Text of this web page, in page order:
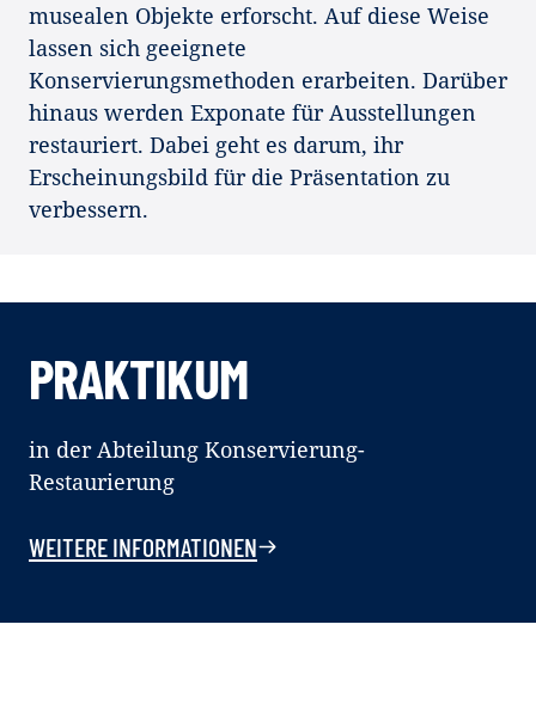
musealen Objekte erforscht. Auf diese Weise
lassen sich geeignete
Konservierungsmethoden erarbeiten. Darüber
hinaus werden Exponate für Ausstellungen
restauriert. Dabei geht es darum, ihr
Erscheinungsbild für die Präsentation zu
verbessern.
PRAKTIKUM
in der Abteilung Konservierung-
Restaurierung
WEITERE INFORMATIONEN